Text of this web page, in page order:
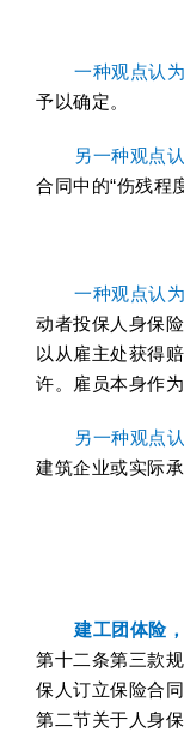
一种观点认为
予以确定。
另一种观点
合同中的“伤残程
一种观点认为
动者投保人身保
以从雇主处获得
许。雇员本身作
另一种观点
建筑企业或实际
建工团体险
第十二条第三款
保人订立保险合
第二节关于人身